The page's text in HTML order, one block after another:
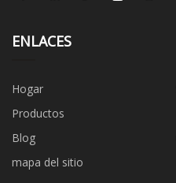
ENLACES
Hogar
Productos
Blog
mapa del sitio